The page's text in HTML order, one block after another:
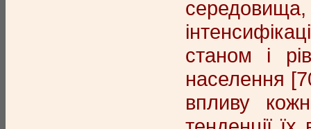
станом і
населення
впливу